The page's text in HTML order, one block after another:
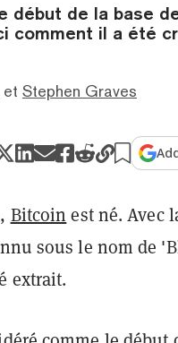
début de la base
comment il a été
et Stephen Graves
Bitcoin est né. Avec
sous le nom de
extrait.